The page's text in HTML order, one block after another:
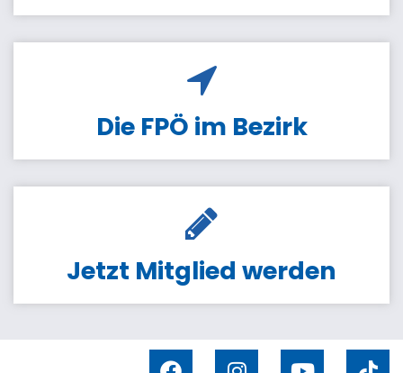
Die FPÖ im Bezirk
Jetzt Mitglied werden